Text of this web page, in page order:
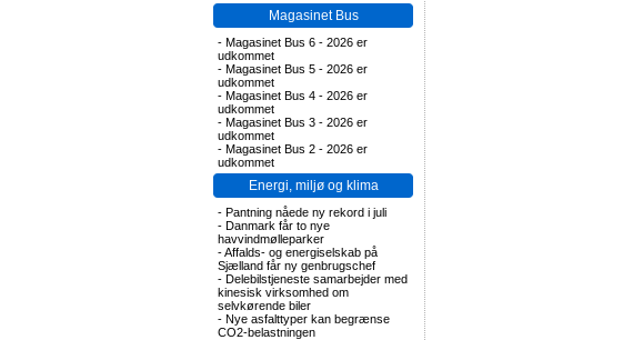
Magasinet Bus
- Magasinet Bus 6 - 2026 er
udkommet
- Magasinet Bus 5 - 2026 er
udkommet
- Magasinet Bus 4 - 2026 er
udkommet
- Magasinet Bus 3 - 2026 er
udkommet
- Magasinet Bus 2 - 2026 er
udkommet
Energi, miljø og klima
- Pantning nåede ny rekord i juli
- Danmark får to nye
havvindmølleparker
-Affalds- og energiselskab på
Sjælland får ny genbrugschef
- Delebilstjeneste samarbejder med
kinesisk virksomhed om
selvkørende biler
- Nye asfalttyper kan begrænse
CO2-belastningen